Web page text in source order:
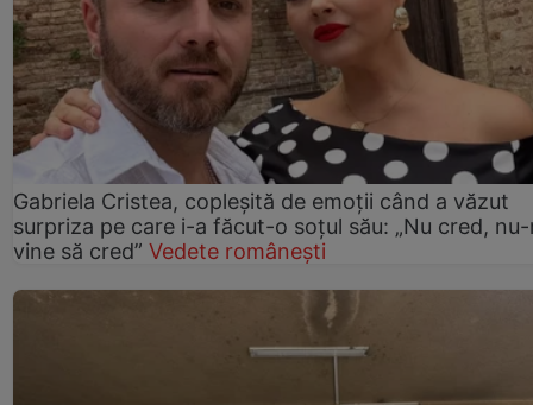
Gabriela Cristea, copleșită de emoții când a văzut
surpriza pe care i-a făcut-o soțul său: „Nu cred,
vine să cred” Vedete românești